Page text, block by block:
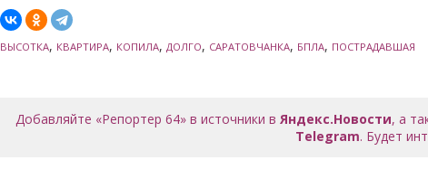
ВЫСОТКА, КВАРТИРА, КОПИЛА, ДОЛГО, САРАТОВЧАНКА, БПЛА, ПОСТРАДАВШАЯ
Добавляйте «Репортер 64» в источники вЯндекс.Новости, а
Telegram. Будет